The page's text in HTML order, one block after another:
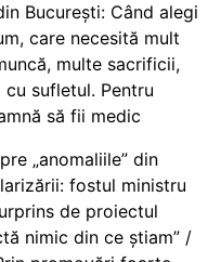
București: Când alegi
care necesită mult
multe sacrificii,
sufletul. Pentru
să fii medic
„anomaliile” din
fostul ministru
de proiectul
nimic din ce știam” /